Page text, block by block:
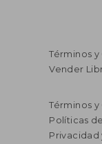
Términos
Vender
Términos
Políticas
Privacidad